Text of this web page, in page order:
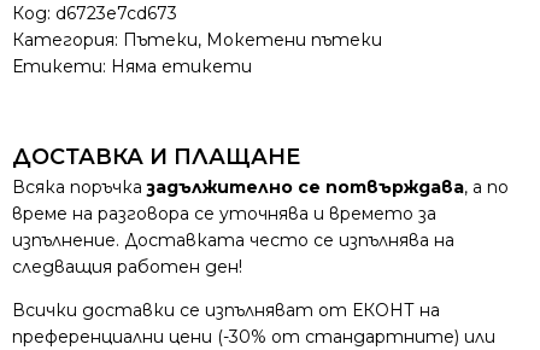
Код: d6723e7cd673
Категория: Пътеки, Мокетени пътеки
Етикети: Няма етикети
ДОСТАВКА И ПЛАЩАНЕ
Всяка поръчказадължително се потвърждава, а по
време на разговора се уточнява и времето за
изпълнение. Доставката често се изпълнява на
следващия работен ден!
Всички доставки се изпълняват от ЕКОНТ на
преференциални цени (-30% от стандартните) или